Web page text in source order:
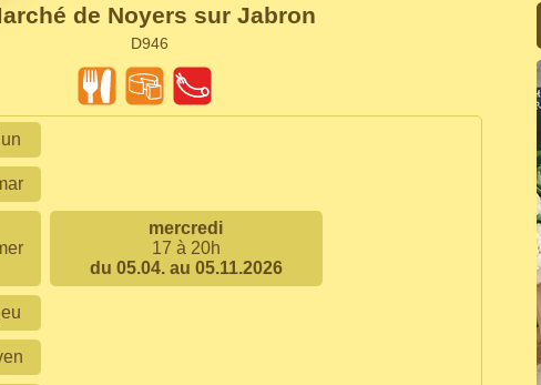
de Noyers sur Jabron
D946
lun
mercredi
17 à 20h
du 05.04. au 05.11.2026